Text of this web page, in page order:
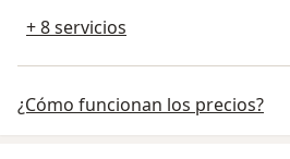
+ 8 servicios
¿Cómo funcionan los precios?